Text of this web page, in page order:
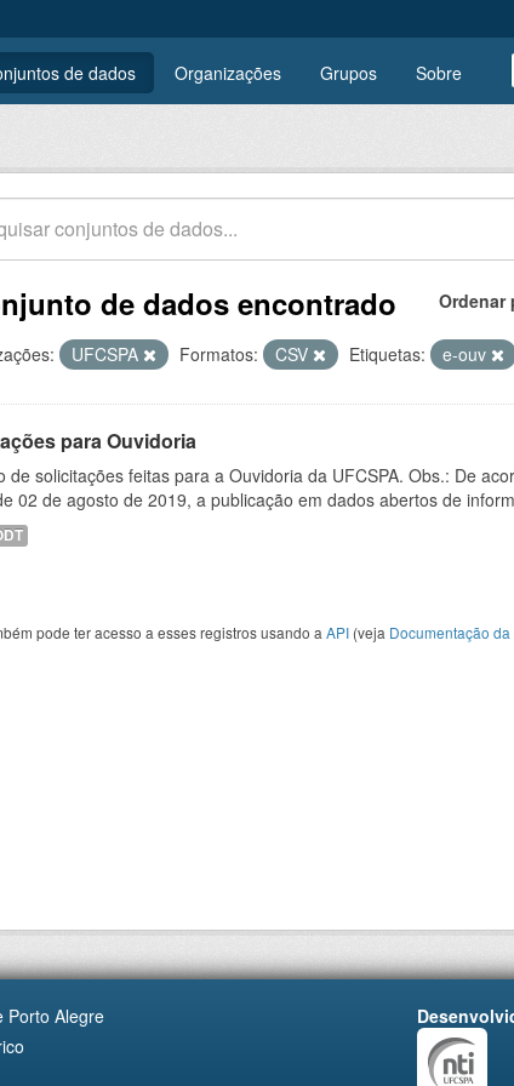
de dados Organizações Grupos Sobre
Ordenar
de dados encontrado
UFCSPA Formatos: CSV Etiquetas: e-ouv
para Ouvidoria
de solicitações feitas para a Ouvidoria da UFCSPA. Obs.: De
02 de agosto de 2019, a publicação em dados abertos de
pode ter acesso a esses registros usando a API (veja Documentação da
Porto Alegre